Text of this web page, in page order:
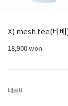
X) mesh tee(바
18,900 won
배송비